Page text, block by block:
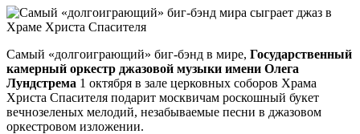
Самый «долгоиграющий» биг-бэнд в мире, Государственный
камерный оркестр джазовой музыки имени Олега
Лундстрема 1 октября в зале церковных соборов Храма
Христа Спасителя подарит москвичам роскошный букет
вечнозеленых мелодий, незабываемые песни в джазовом
оркестровом изложении.